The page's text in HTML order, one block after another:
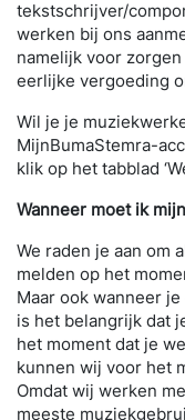
tekstschrijver/
werken bij ons
namelijk voor
eerlijke vergoeding
Wil je je
MijnBumaStemra-
klik op het tabblad
Wanneer moet ik
We raden je aan om
melden op het
Maar ook wanneer
is het belangrijk dat
het moment dat je
kunnen wij voor het
Omdat wij werken
meeste